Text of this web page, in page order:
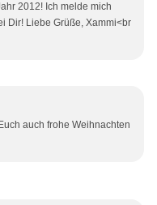
2012! Ich melde mich
Dir! Liebe Grüße, Xammi<br
auch frohe Weihnachten